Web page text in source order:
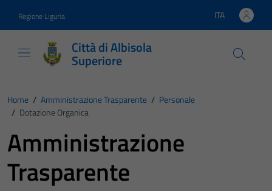
Regione Liguria Lingua attiva:
ITA
Città di Albisola
Superiore
Home / Amministrazione Trasparente / Personale
/ Dotazione Organica
Amministrazione
Trasparente